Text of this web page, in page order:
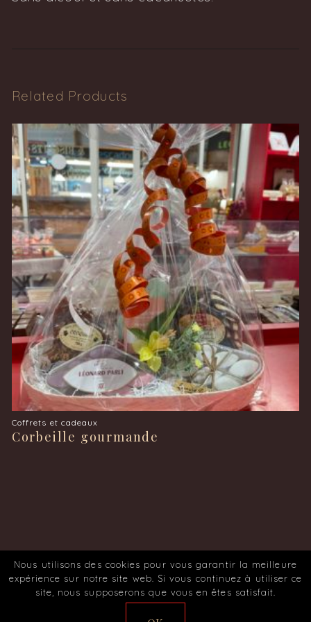
Related Products
Coffrets et cadeaux
Corbeille gourmande
© 2026 Chocolaterie des Halles.
Conception et réalisation Agence Web Intecmedia
Nous utilisons des cookies pour vous garantir la meilleure
expérience sur notre site web. Si vous continuez à utiliser ce
site, nous supposerons que vous en êtes satisfait.